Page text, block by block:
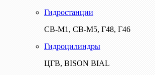
Гидростанции
СВ-М1, СВ-М5, Г48, Г46
Гидроцилиндры
ЦГВ, BISON BIAL